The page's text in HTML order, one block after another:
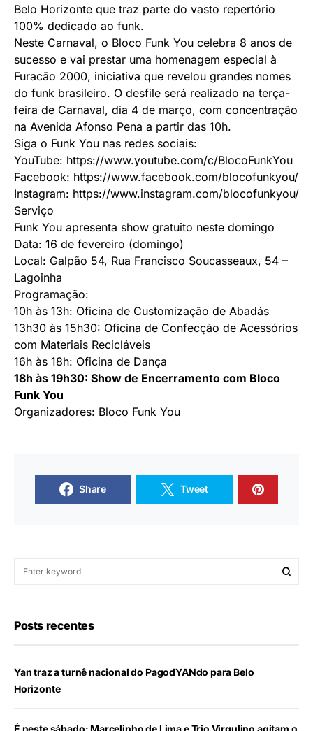
Belo Horizonte que traz parte do vasto repertório
100% dedicado ao funk.
Neste Carnaval, o Bloco Funk You celebra 8 anos de
sucesso e vai prestar uma homenagem especial à
Furacão 2000, iniciativa que revelou grandes nomes
do funk brasileiro. O desfile será realizado na terça-
feira de Carnaval, dia 4 de março, com concentração
na Avenida Afonso Pena a partir das 10h.
Siga o Funk You nas redes sociais:
YouTube: https://www.youtube.com/c/BlocoFunkYou
Facebook: https://www.facebook.com/blocofunkyou/
Instagram: https://www.instagram.com/blocofunkyou/
Serviço
Funk You apresenta show gratuito neste domingo
Data: 16 de fevereiro (domingo)
Local: Galpão 54, Rua Francisco Soucasseaux, 54 –
Lagoinha
Programação:
10h às 13h: Oficina de Customização de Abadás
13h30 às 15h30: Oficina de Confecção de Acessórios
com Materiais Recicláveis
16h às 18h: Oficina de Dança
18h às 19h30: Show de Encerramento com Bloco
Funk You
Organizadores: Bloco Funk You
Share Tweet
Posts recentes
Yan traz a turnê nacional do PagodYANdo para Belo
Horizonte
É neste sábado: Marcelinho de Lima e Trio Virgulino agitam o